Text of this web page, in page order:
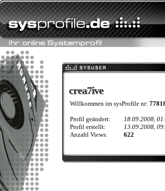
crea7ive
crea7ive
Willkommen im sysProfile nr:
Profil geändert:
18.09.2008,
Profil erstellt:
13.09.2008,
Anzahl Views:
622